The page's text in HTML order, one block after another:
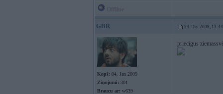
GBR 24. Dec 2009, 13:44
Kopš: 04. Jan 2009
Ziņojumi: 301
Braucu ar: w639
priecīgus